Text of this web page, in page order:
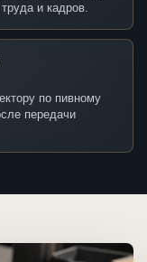
и кадров.
по пивному
передачи